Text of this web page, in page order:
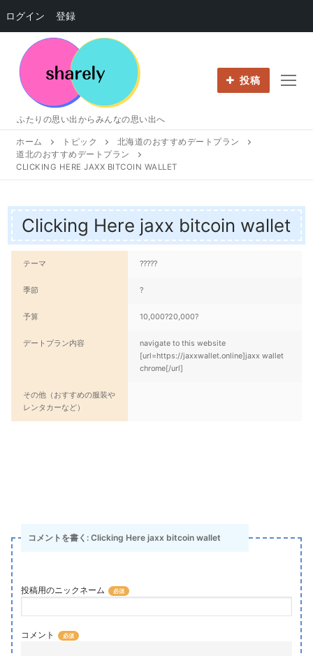
ログイン 登録
ふたりの思い出からみんなの思い出へ
投稿
ホーム トピック
北海道のおすすめデートプラン
道北のおすすめデートプラン
CLICKING HERE JAXX BITCOIN WALLET
Clicking Here jaxx bitcoin wallet
テーマ ?????
季節 ?
予算 10,000?20,000?
デートプラン内容
navigate to this website
[url=https://jaxxwallet.online]jaxx wallet
chrome[/url]
その他（おすすめの服装や
レンタカーなど）
コメントを書く: Clicking Here jaxx bitcoin wallet
投稿用のニックネーム
コメント